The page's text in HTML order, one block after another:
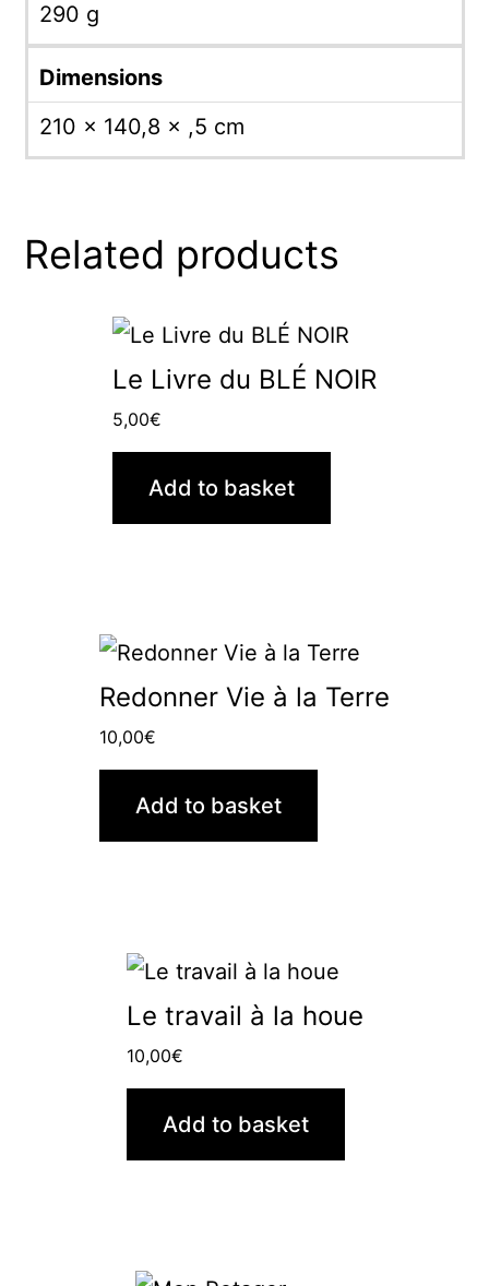
290 g
Dimensions
210 × 140,8 × ,5 cm
Related products
Le Livre du BLÉ NOIR
5,00€
Add to basket
Redonner Vie à la Terre
10,00€
Add to basket
Le travail à la houe
10,00€
Add to basket